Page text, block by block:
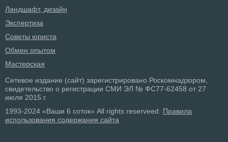
Ландшафт, дизайн
Экспертиза
Советы юриста
Обмен опытом
Мастерская
Сетевое издание (сайт) зарегистрировано Роскомнадзором,
свидетельство о регистрации СМИ ЭЛ № ФС77-62458 от 27
июля 2015 г.
1993-2024 «Ваши 6 соток» All rights reserveed. Правила
использования содержания сайта